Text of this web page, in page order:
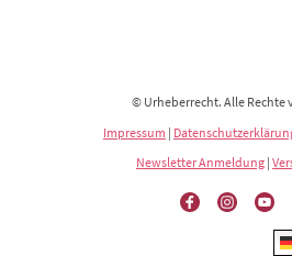
© Urheberrecht. Alle Rechte
Impressum |
Newsletter Anmeldung |